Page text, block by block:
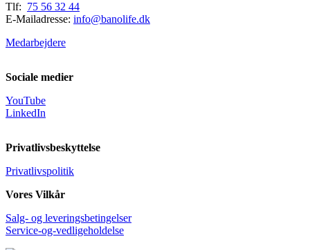
Tlf: 75 56 32 44
E-Mailadresse: info@banolife.dk
Medarbejdere
Sociale medier
YouTube
LinkedIn
Privatlivsbeskyttelse
Privatlivspolitik
Vores Vilkår
Salg- og leveringsbetingelser
Service-og-vedligeholdelse